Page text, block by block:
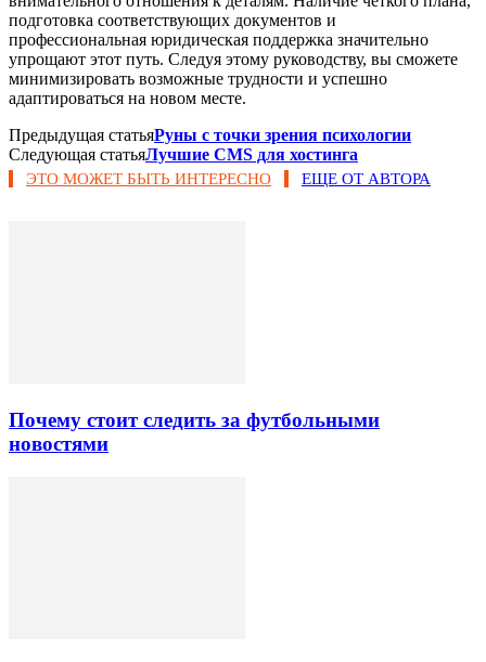
подготовка соответствующих документов и
профессиональная юридическая поддержка значительно
упрощают этот путь. Следуя этому руководству, вы сможете
минимизировать возможные трудности и успешно
адаптироваться на новом месте.
Предыдущая статьяРуны с точки зрения психологии
Следующая статьяЛучшие CMS для хостинга
ЭТО МОЖЕТ БЫТЬ ИНТЕРЕСНО ЕЩЕ ОТ АВТОРА
Почему стоит следить за футбольными
новостями